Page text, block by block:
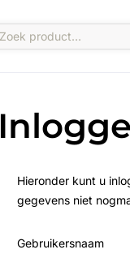
Hieronder kunt u
gegevens niet
Gebruikersnaam